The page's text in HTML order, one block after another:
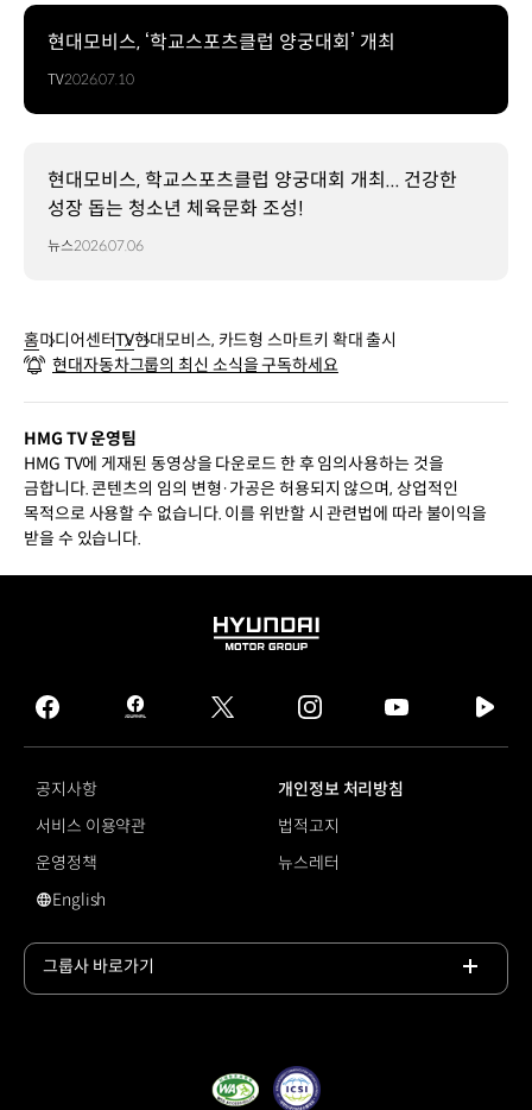
현대모비스, ‘학교스포츠클럽 양궁대회’ 개최
TV2026.07.10
현대모비스, 학교스포츠클럽 양궁대회 개최... 건강한
성장 돕는 청소년 체육문화 조성!
뉴스2026.07.06
홈미디어센터TV현대모비스, 카드형 스마트키 확대 출시
현대자동차그룹의 최신 소식을 구독하세요
HMG TV 운영팀
HMG TV에 게재된 동영상을 다운로드 한 후 임의사용하는 것을
금합니다. 콘텐츠의 임의 변형·가공은 허용되지 않으며, 상업적인
목적으로 사용할 수 없습니다. 이를 위반할 시 관련법에 따라 불이익을
받을 수 있습니다.
HYUNDAI
GROUP
facebook
hmg
journal
twitter instagram
tv
공지사항
개인정보 처리방침
서비스 이용약관
법적고지
운영정책
뉴스레터
영문 사이트로 이동
English
그룹사 바로가기